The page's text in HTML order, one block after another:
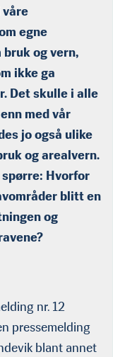
våre
egne
og vern,
ikke ga
Det skulle i alle
med vår
jo også ulike
og arealvern.
spørre: Hvorfor
blitt en
og
nr. 12
pressemelding
blant annet